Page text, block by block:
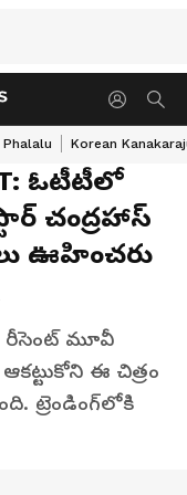
Phalalu Korean
ఓటీటీలో
చంద్రహాస్
ఊహించరు
రీసెంట్‌ మూవీ
ఈ చిత్రం
ట్రెండింగ్‌లోకి